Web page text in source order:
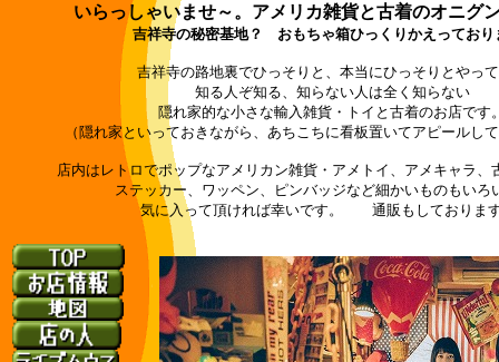
いらっしゃいませ～。アメリカ雑貨と古着のオニグ
吉祥寺の秘密基地？ おもちゃ箱ひっくりかえっており
吉祥寺の路地裏でひっそりと、本当にひっそりとやっ
知る人ぞ知る、知らない人は全く知らない
隠れ家的な小さな輸入雑貨・トイと古着のお店です
（隠れ家といっておきながら、あちこちに看板置いてアピールし
店内はレトロでポップなアメリカン雑貨・アメトイ、アメキャラ、
ステッカー、ワッペン、ピンバッジなど細かいものもいろ
気に入って頂ければ幸いです。 通販もしておりま